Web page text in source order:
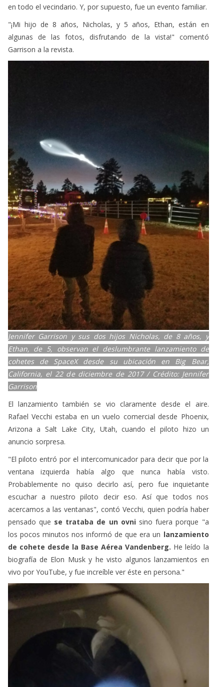
"¡Mi hijo de 8 años, Nicholas, y 5 años, Ethan, están en
Garrison a la revista.
Jennifer Garrison y sus dos hijos Nicholas, de 8 años, y
Ethan, de 5, observan el deslumbrante lanzamiento de
cohetes de SpaceX desde su ubicación en Big Bear,
California, el 22 de diciembre de 2017 / Crédito: Jennifer
Garrison
El lanzamiento también se vio claramente desde el aire.
"El piloto entró por el intercomunicador para decir que por la
Probablemente no quiso decirlo así, pero fue inquietante
escuchar a nuestro piloto decir eso. Así que todos nos
acercamos a las ventanas", contó Vecchi, quien podría haber
se trataba de un ovni
sino fuera porque "a
los pocos minutos nos informó de que era un
lanzamiento
de cohete desde la Base Aérea Vandenberg.
He leído la
biografía de Elon Musk y he visto algunos lanzamientos en
vivo por YouTube, y fue increíble ver éste en persona."